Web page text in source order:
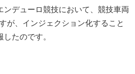
ンデューロ競技において、競技車両
が、インジェクション化すること
たのです。